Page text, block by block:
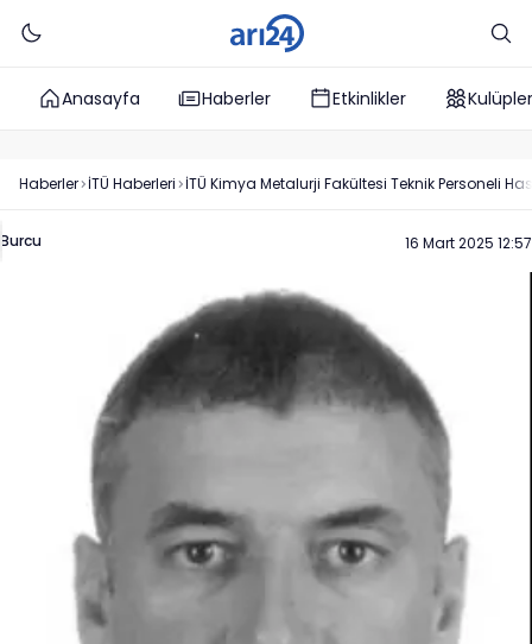
Anasayfa Haberler Etkinlikler Kulüpler
Haberler İTÜ Haberleri İTÜ Kimya Metalurji Fakültesi Teknik Personeli
Burcu 16 Mart 2025 12:57